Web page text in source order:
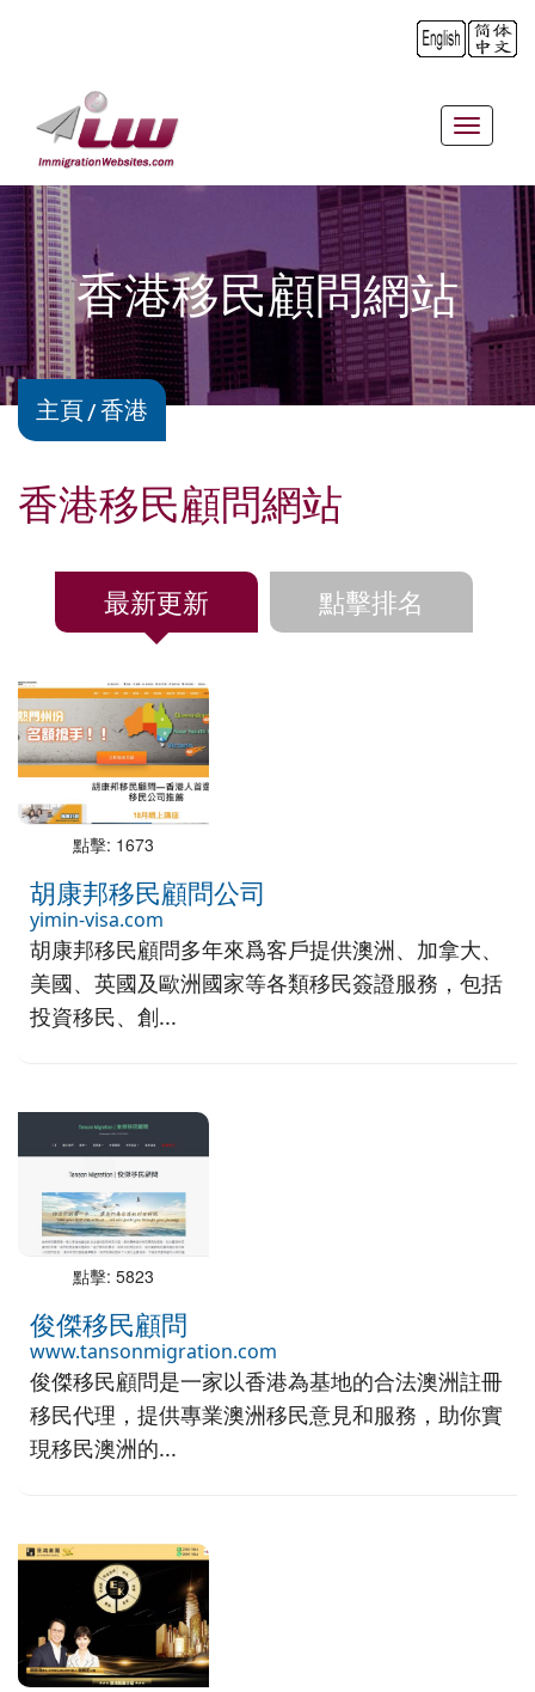
Toggle
香港移民顧問網站
主頁 香港
香港移民顧問網站
最新更新 點擊排名
點擊: 1673
胡康邦移民顧問公司
yimin-visa.com
胡康邦移民顧問多年來爲客戶提供澳洲、加拿大、
美國、英國及歐洲國家等各類移民簽證服務，包括
投資移民、創...
點擊: 5823
俊傑移民顧問
www.tansonmigration.com
俊傑移民顧問是一家以香港為基地的合法澳洲註冊
移民代理，提供專業澳洲移民意見和服務，助你實
現移民澳洲的...